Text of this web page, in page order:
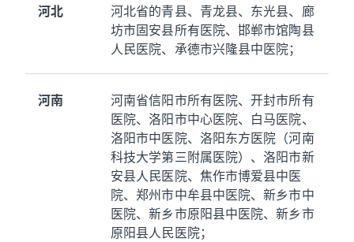
河北
河北省的青县、青龙县、东光县、廊
坊市固安县所有医院、邯郸市馆陶县
人民医院、承德市兴隆县中医院；
河南
河南省信阳市所有医院、开封市所有
医院、洛阳市中心医院、白马医院、
洛阳市中医院、洛阳东方医院（河南
科技大学第三附属医院）、洛阳市新
安县人民医院、焦作市博爱县中医
院、郑州市中牟县中医院、新乡市中
医院、新乡市原阳县中医院、新乡市
原阳县人民医院；